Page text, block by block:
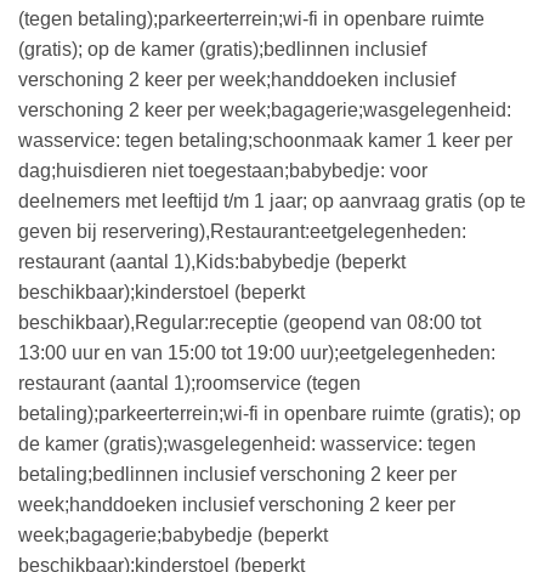
(tegen betaling);parkeerterrein;wi-fi in openbare ruimte
(gratis); op de kamer (gratis);bedlinnen inclusief
verschoning 2 keer per week;handdoeken inclusief
verschoning 2 keer per week;bagagerie;wasgelegenheid:
wasservice: tegen betaling;schoonmaak kamer 1 keer per
dag;huisdieren niet toegestaan;babybedje: voor
deelnemers met leeftijd t/m 1 jaar; op aanvraag gratis (op te
geven bij reservering),Restaurant:eetgelegenheden:
restaurant (aantal 1),Kids:babybedje (beperkt
beschikbaar);kinderstoel (beperkt
beschikbaar),Regular:receptie (geopend van 08:00 tot
13:00 uur en van 15:00 tot 19:00 uur);eetgelegenheden:
restaurant (aantal 1);roomservice (tegen
betaling);parkeerterrein;wi-fi in openbare ruimte (gratis); op
de kamer (gratis);wasgelegenheid: wasservice: tegen
betaling;bedlinnen inclusief verschoning 2 keer per
week;handdoeken inclusief verschoning 2 keer per
week;bagagerie;babybedje (beperkt
beschikbaar);kinderstoel (beperkt